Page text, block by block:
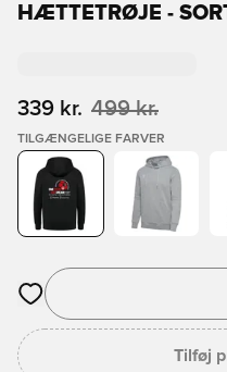
HÆTTETRØJE -
339 kr. 499 kr.
TILGÆNGELIGE FARVER
Åbner en Modal til at
Tilføj